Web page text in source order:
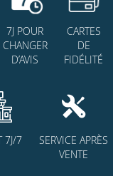
7J POUR
CHANGER
D’AVIS
CARTES
DE
FIDÉLITÉ
7J/7
SERVICE APRÈS
VENTE